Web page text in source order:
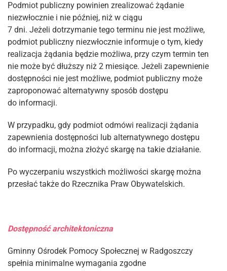
Podmiot publiczny powinien zrealizować żądanie
niezwłocznie i nie później, niż w ciągu
7 dni. Jeżeli dotrzymanie tego terminu nie jest możliwe,
podmiot publiczny niezwłocznie informuje o tym, kiedy
realizacja żądania będzie możliwa, przy czym termin ten
nie może być dłuższy niż 2 miesiące. Jeżeli zapewnienie
dostępności nie jest możliwe, podmiot publiczny może
zaproponować alternatywny sposób dostępu
do informacji.
W przypadku, gdy podmiot odmówi realizacji żądania
zapewnienia dostępności lub alternatywnego dostępu
do informacji, można złożyć skargę na takie działanie.
Po wyczerpaniu wszystkich możliwości skargę można
przesłać także do Rzecznika Praw Obywatelskich.
Dostępność architektoniczna
Gminny Ośrodek Pomocy Społecznej w Radgoszczy
spełnia minimalne wymagania zgodne